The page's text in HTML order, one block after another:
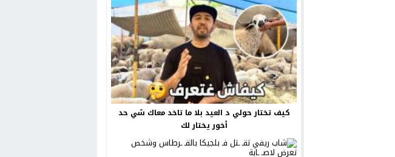
كيف تختار حولي د العيد بلا ما تاخد معاك شي حد
أخور يختار لك